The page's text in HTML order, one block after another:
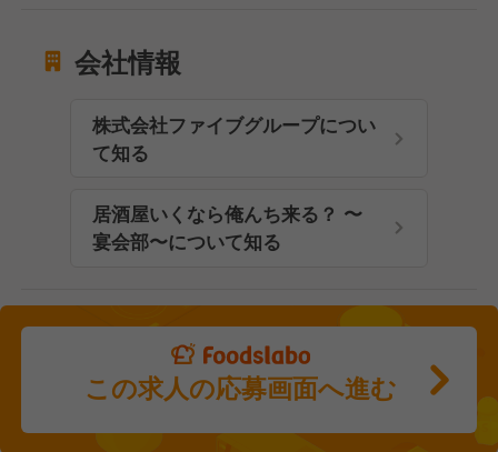
会社情報
株式会社ファイブグループについ
て知る
居酒屋いくなら俺んち来る？ 〜
宴会部〜について知る
この求人の応募画面へ進む